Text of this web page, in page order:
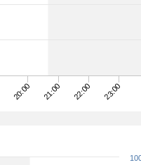
20:00 21:00 22:00 23:00